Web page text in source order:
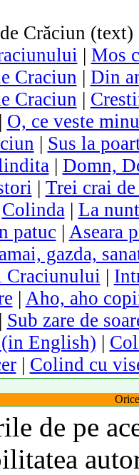
Crăciun (text)
| Mos
Craciun | Din
Craciun |
| O, ce veste
| Sus la
| Domn,
| Trei crai
Colinda| La
patuc| Aseara
gazda,
Craciunului |
| Aho, aho
| Sub zare de
English) |
| Colind cu
de pe